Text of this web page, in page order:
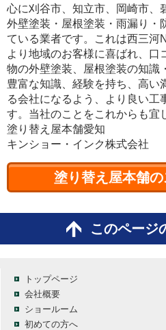
心に刈谷市、知立市、岡崎市、
外壁塗装・屋根塗装・雨漏り・
ている業者です。これは西三河
より地域のお客様に喜ばれ、口
物の外壁塗装、屋根塗装の知識
豊富な知識、経験を持ち、高い
る会社になるよう、より良い工
す。当社のことをこれからも宜
塗り替え屋本舗愛知
キンショー・インク株式会社
塗り替え屋本舗
このページ
トップページ
会社概要
ショールーム
初めての方へ